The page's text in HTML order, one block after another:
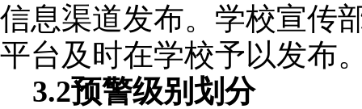
信息渠道发布。学校宣传
平台及时在学校予以发布
3.2预警级别划分